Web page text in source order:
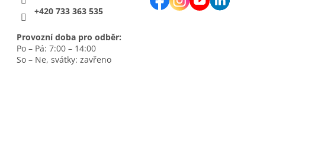
+420 733 363 535
Provozní doba pro odběr:
Po – Pá: 7:00 – 14:00
So – Ne, svátky: zavřeno